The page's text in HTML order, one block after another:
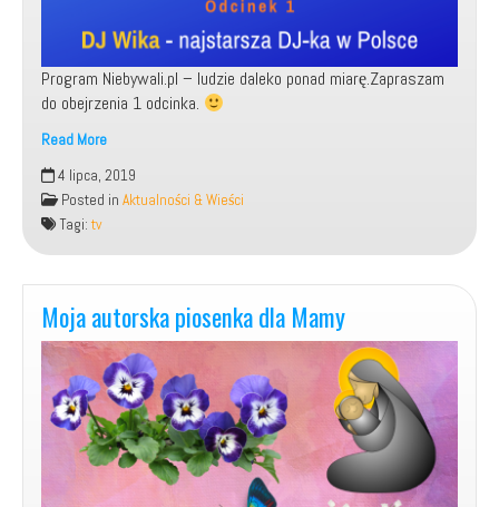
Program Niebywali.pl – ludzie daleko ponad miarę.Zapraszam
do obejrzenia 1 odcinka.
Read More
Ruszył
mój
nowy
program
autorski
Niebywali.pl
4 lipca, 2019
Posted in Aktualności & Wieści
Tagi:tv
Moja autorska piosenka dla Mamy